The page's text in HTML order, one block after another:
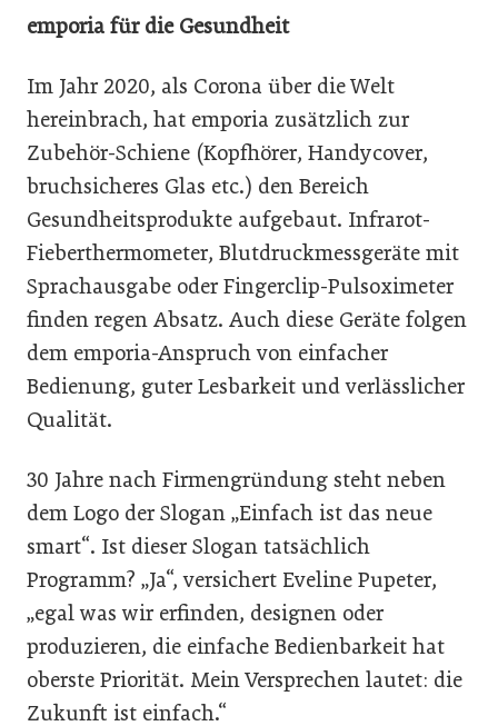
emporia für die Gesundheit
Im Jahr 2020, als Corona über die Welt
hereinbrach, hat emporia zusätzlich zur
Zubehör-Schiene (Kopfhörer, Handycover,
bruchsicheres Glas etc.) den Bereich
Gesundheitsprodukte aufgebaut. Infrarot-
Fieberthermometer, Blutdruckmessgeräte mit
Sprachausgabe oder Fingerclip-Pulsoximeter
finden regen Absatz. Auch diese Geräte folgen
dem emporia-Anspruch von einfacher
Bedienung, guter Lesbarkeit und verlässlicher
Qualität.
30 Jahre nach Firmengründung steht neben
dem Logo der Slogan „Einfach ist das neue
smart“. Ist dieser Slogan tatsächlich
Programm? „Ja“, versichert Eveline Pupeter,
„egal was wir erfinden, designen oder
produzieren, die einfache Bedienbarkeit hat
oberste Priorität. Mein Versprechen lautet: die
Zukunft ist einfach.“